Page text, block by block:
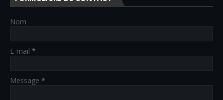
Nom
E-mail *
Message *